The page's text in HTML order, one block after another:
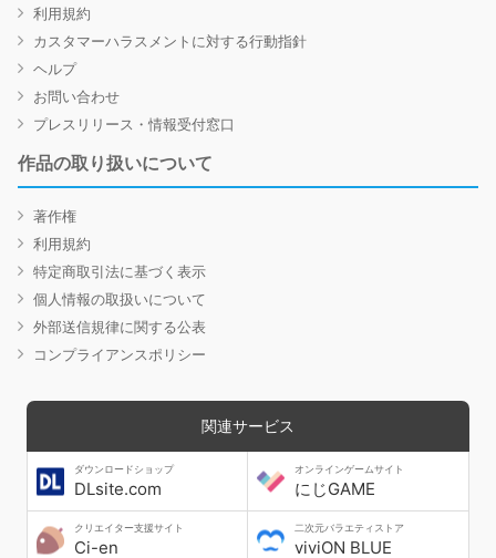
利用規約
カスタマーハラスメントに対する行動指針
ヘルプ
お問い合わせ
プレスリリース・情報受付窓口
作品の取り扱いについて
著作権
利用規約
特定商取引法に基づく表示
個人情報の取扱いについて
外部送信規律に関する公表
コンプライアンスポリシー
関連サービス
ダウンロードショップ
DLsite.com
オンラインゲームサイト
にじGAME
クリエイター支援サイト
Ci-en
二次元バラエティストア
viviON BLUE